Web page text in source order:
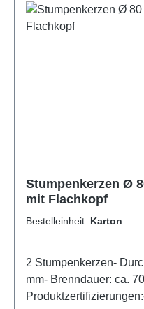
Stumpenkerzen Ø
mit Flachkopf
Bestelleinheit: Karton
2 Stumpenkerzen-
mm- Brenndauer: ca.